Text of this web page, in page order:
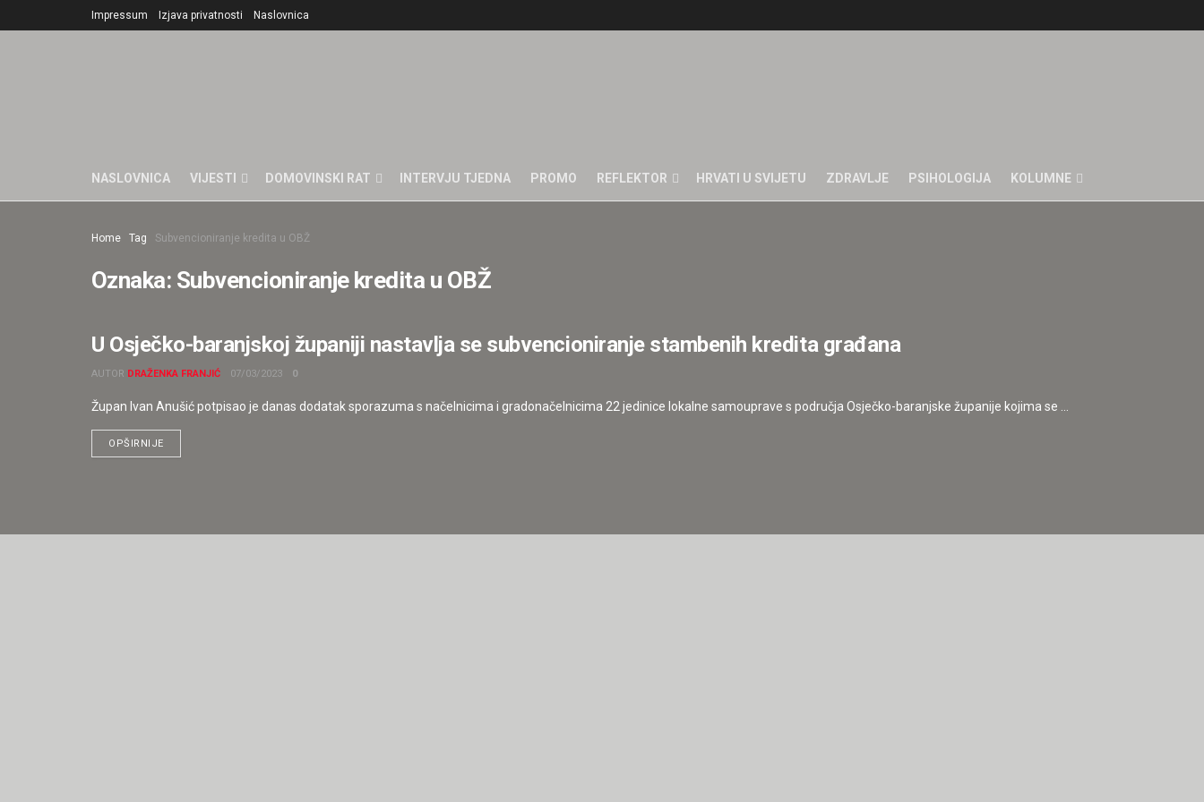
Impressum Izjava privatnosti Naslovnica
NASLOVNICA VIJESTI DOMOVINSKI RAT INTERVJU TJEDNA PROMO REFLEKTOR HRVATI U SVIJETU ZDRAVLJE PSIHOLOGIJA KOLUMNE
Home Tag Subvencioniranje kredita u OBŽ
Oznaka: Subvencioniranje kredita u OBŽ
ISTAKNUTO
U Osječko-baranjskoj županiji nastavlja se subvencioniranje stambenih kredita građana
AUTOR DRAŽENKA FRANJIĆ 07/03/2023 0
Župan Ivan Anušić potpisao je danas dodatak sporazuma s načelnicima i gradonačelnicima 22 jedinice lokalne samouprave s područja Osječko-baranjske županije kojima se ...
OPŠIRNIJE